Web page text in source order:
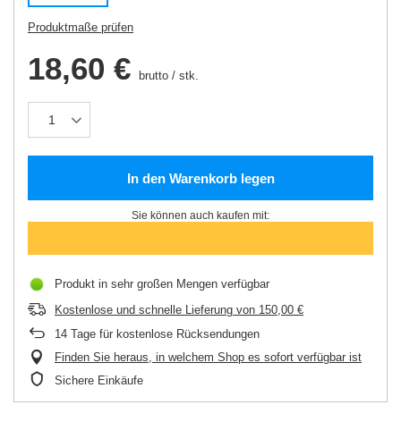
Produktmaße prüfen
18,60 € brutto / stk.
In den Warenkorb legen
Sie können auch kaufen mit:
Produkt in sehr großen Mengen verfügbar
Kostenlose und schnelle Lieferung von 150,00 €
14 Tage für kostenlose Rücksendungen
Finden Sie heraus, in welchem Shop es sofort verfügbar ist
Sichere Einkäufe